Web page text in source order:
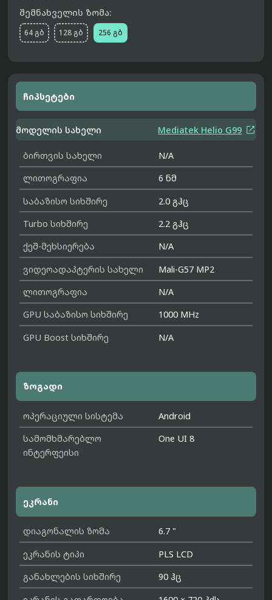
შემნახველის ზომა:
64 გბ 128 გბ 256 გბ
ჩიპსეტები
მოდელის სახელი Mediatek Helio G99 
ბირთვის სახელი
N/A
ლითოგრაფია
6 ნმ
საბაზისო სიხშირე
2.0 გჰც
Turbo სიხშირე
2.2 გჰც
ქეშ-მეხსიერება
N/A
ვიდეოადაპტერის სახელი
Mali-G57 MP2
ლითოგრაფია
N/A
GPU საბაზისო სიხშირე
1000 MHz
GPU Boost სიხშირე
N/A
ზოგადი
ოპერაციული სისტემა
Android
სამომხმარებლო
ინტერფეისი
One UI 8
ეკრანი
დიაგონალის ზომა
6.7 "
ეკრანის ტიპი
PLS LCD
განახლების სიხშირე
90 ჰც